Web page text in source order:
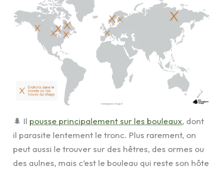
🌲 Il pousse principalement sur les bouleaux, dont
il parasite lentement le tronc. Plus rarement, on
peut aussi le trouver sur des hêtres, des ormes ou
des aulnes, mais c’est le bouleau qui reste son hôte